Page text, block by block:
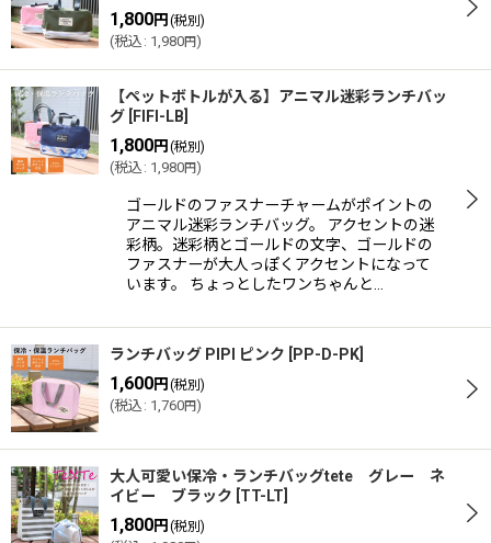
1,800円 (税別)
(税込 : 1,980円)
【ペットボトルが入る】アニマル迷彩ランチバッ
グ
FIFI-LB
1,800円 (税別)
(税込 : 1,980円)
ゴールドのファスナーチャームがポイントの
アニマル迷彩ランチバッグ。 アクセントの迷
彩柄。迷彩柄とゴールドの文字、ゴールドの
ファスナーが大人っぽくアクセントになって
います。 ちょっとしたワンちゃんと…
ランチバッグ PIPI ピンク PP-D-PK
1,600円 (税別)
(税込 : 1,760円)
大人可愛い保冷・ランチバッグtete グレー ネ
イビー ブラック TT-LT
1,800円 (税別)